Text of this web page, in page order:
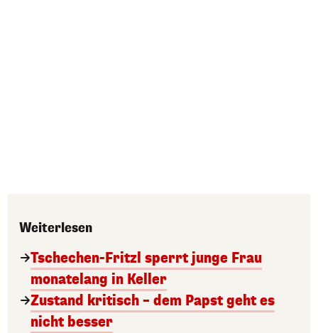
Weiterlesen
Tschechen-Fritzl sperrt junge Frau
monatelang in Keller
Zustand kritisch – dem Papst geht es
nicht besser